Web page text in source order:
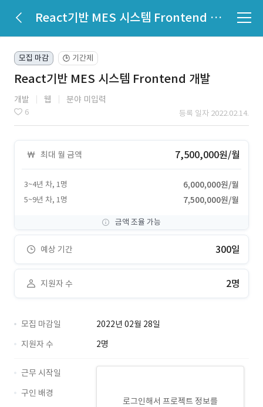
React기반 MES 시스템 Frontend 개발
모집 마감 🕒 기간제
React기반 MES 시스템 Frontend 개발
개발 웹 분야 미입력
6 등록 일자 2022.02.14.
최대 월 금액 7,500,000원/월
3~4년 차, 1명 6,000,000원/월
5~9년 차, 1명 7,500,000원/월
금액 조율 가능
예상 기간 300일
지원자 수 2명
모집 마감일
2022년 02월 28일
지원자 수
2명
로그인해서 프로젝트 정보를
근무 시작일
구인 배경